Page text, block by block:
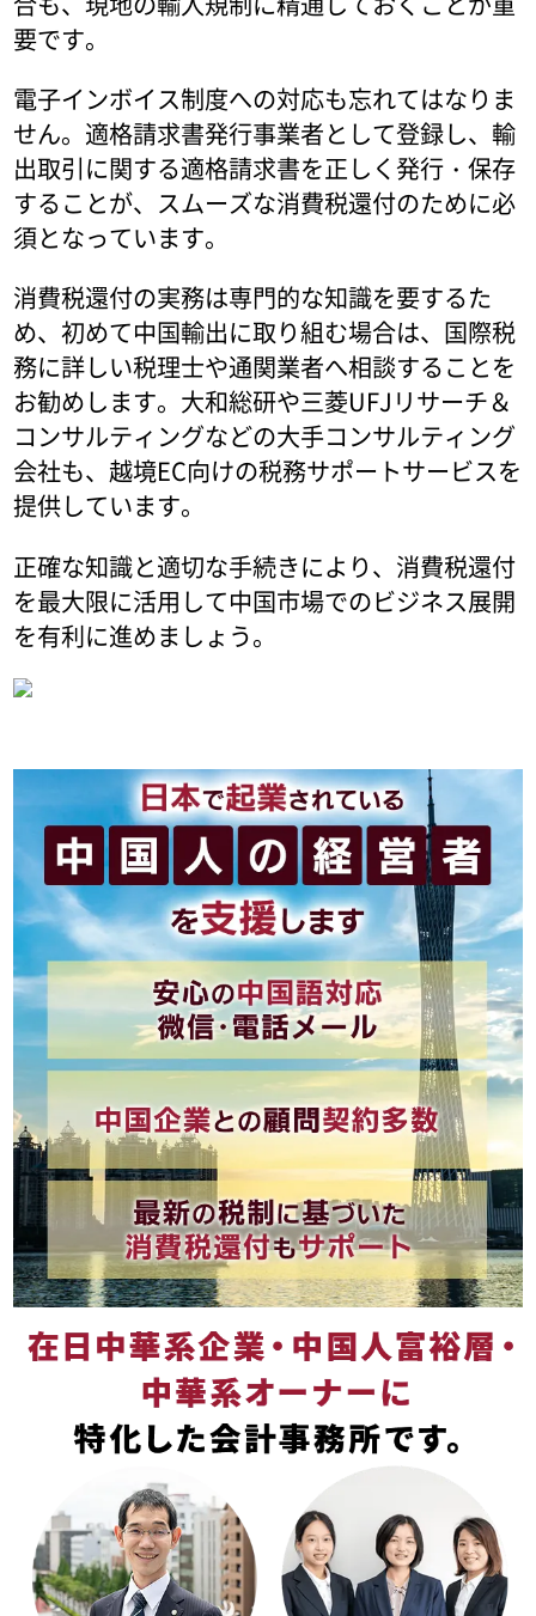
要です。
電子インボイス制度への対応も忘れてはなりま
せん。適格請求書発行事業者として登録し、輸
出取引に関する適格請求書を正しく発行・保存
することが、スムーズな消費税還付のために必
須となっています。
消費税還付の実務は専門的な知識を要するた
め、初めて中国輸出に取り組む場合は、国際税
務に詳しい税理士や通関業者へ相談することを
お勧めします。大和総研や三菱UFJリサーチ＆
コンサルティングなどの大手コンサルティング
会社も、越境EC向けの税務サポートサービスを
提供しています。
正確な知識と適切な手続きにより、消費税還付
を最大限に活用して中国市場でのビジネス展開
を有利に進めましょう。